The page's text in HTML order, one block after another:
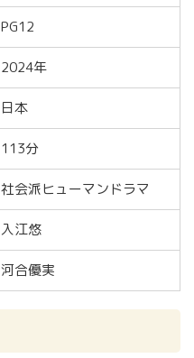
PG12
2024年
日本
113分
社会派ヒューマンドラマ
入江悠
河合優実